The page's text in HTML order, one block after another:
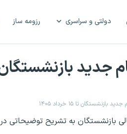
دولتی و سراسری رزومه ساز
تا ۱۵ خرداد
تا ۱۵ خرداد ۱۴۰۵
بازنشستگان به تشریح